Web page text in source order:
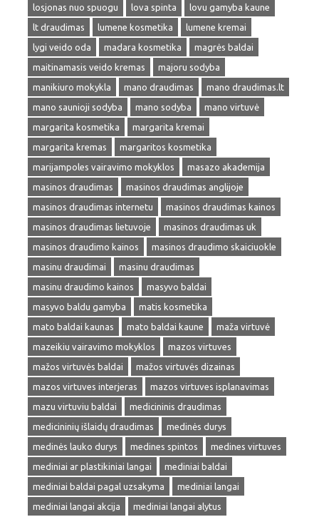
losjonas nuo spuogu
lova spinta
lovu gamyba kaune
lt draudimas
lumene kosmetika
lumene kremai
lygi veido oda
madara kosmetika
magrės baldai
maitinamasis veido kremas
majoru sodyba
manikiuro mokykla
mano draudimas
mano draudimas.lt
mano saunioji sodyba
mano sodyba
mano virtuvė
margarita kosmetika
margarita kremai
margarita kremas
margaritos kosmetika
marijampoles vairavimo mokyklos
masazo akademija
masinos draudimas
masinos draudimas anglijoje
masinos draudimas internetu
masinos draudimas kainos
masinos draudimas lietuvoje
masinos draudimas uk
masinos draudimo kainos
masinos draudimo skaiciuokle
masinu draudimai
masinu draudimas
masinu draudimo kainos
masyvo baldai
masyvo baldu gamyba
matis kosmetika
mato baldai kaunas
mato baldai kaune
maža virtuvė
mazeikiu vairavimo mokyklos
mazos virtuves
mažos virtuvės baldai
mažos virtuvės dizainas
mazos virtuves interjeras
mazos virtuves isplanavimas
mazu virtuviu baldai
medicininis draudimas
medicininių išlaidų draudimas
medinės durys
medinės lauko durys
medines spintos
medines virtuves
mediniai ar plastikiniai langai
mediniai baldai
mediniai baldai pagal uzsakyma
mediniai langai
mediniai langai akcija
mediniai langai alytus